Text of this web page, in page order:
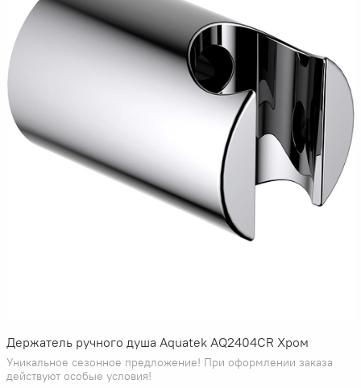
Держатель ручного душа Aquatek AQ2404CR Хром
Уникальное сезонное предложение! При оформлении заказа
действуют особые условия!